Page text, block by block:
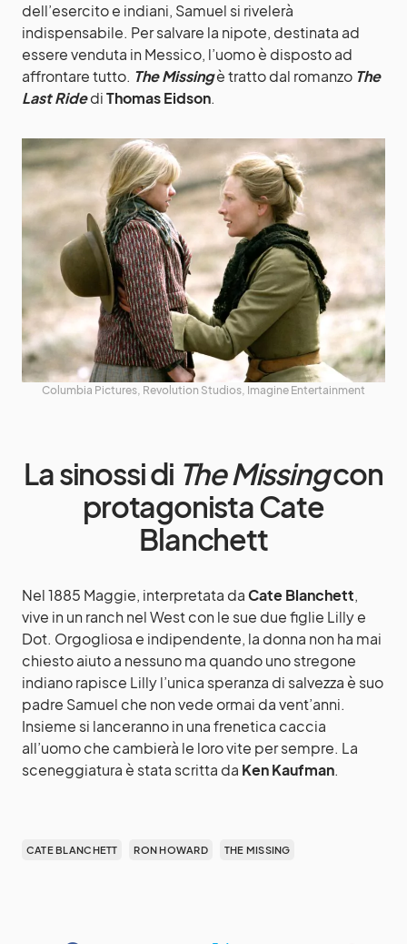
dell’esercito e indiani, Samuel si rivelerà
indispensabile. Per salvare la nipote, destinata ad
essere venduta in Messico, l’uomo è disposto ad
affrontare tutto. The Missingè tratto dal romanzo The
Last RidediThomas Eidson.
Columbia Pictures, Revolution Studios, Imagine Entertainment
La sinossi di The Missingcon
protagonista Cate
Blanchett
Nel 1885 Maggie, interpretata daCate Blanchett,
vive in un ranch nel West con le sue due figlie Lilly e
Dot. Orgogliosa e indipendente, la donna non ha mai
chiesto aiuto a nessuno ma quando uno stregone
indiano rapisce Lilly l’unica speranza di salvezza è suo
padre Samuel che non vede ormai da vent’anni.
Insieme si lanceranno in una frenetica caccia
all’uomo che cambierà le loro vite per sempre. La
sceneggiatura è stata scritta da Ken Kaufman.
CATE BLANCHETT RON HOWARD THE MISSING